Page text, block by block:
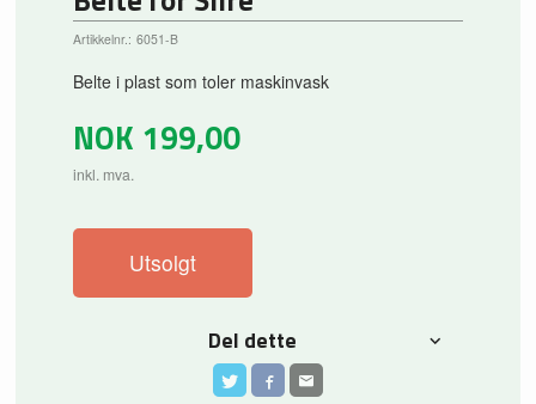
Artikkelnr.: 6051-B
Belte i plast som toler maskinvask
NOK 199,00
inkl. mva.
Utsolgt
Del dette